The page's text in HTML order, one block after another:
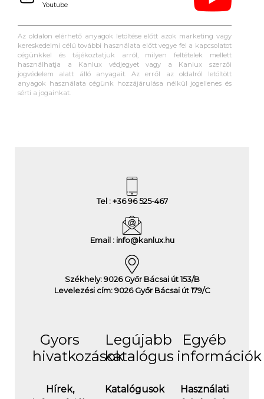
Youtube
Az oldalon elérhető anyagok letöltése előtt azok marketing vagy
kereskedelmi célú további használata előtt vegye fel a kapcsolatot
cégünkkel és tájékoztatjuk arról, milyen feltételek mellett
használhatja a Kanlux védjegyet vagy a Kanlux szerzői
jogvédelem alatt álló anyagait. Az erről az oldalról letöltött
anyagok használata cégünk hozzájárulása nélkül jogellenes és
sérti a jogainkat.
Tel : +36 96 525-467
Email : info@kanlux.hu
Székhely: 9026 Győr Bácsai út 153/B
Levelezési cím: 9026 Győr Bácsai út 179/C
Gyors
hivatkozások
Hírek,
Legújabb
katalógus
Katalógusok
Egyéb
információk
Használati